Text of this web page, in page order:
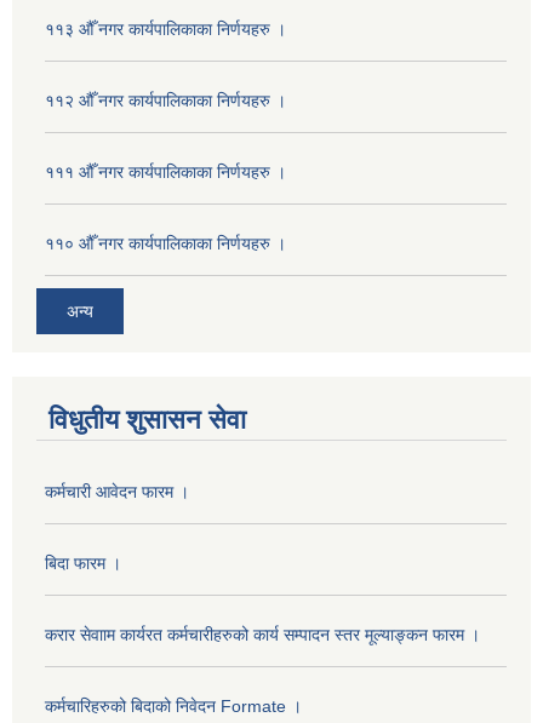
११३ औँ नगर कार्यपालिकाका निर्णयहरु ।
११२ औँ नगर कार्यपालिकाका निर्णयहरु ।
१११ औँ नगर कार्यपालिकाका निर्णयहरु ।
११० औँ नगर कार्यपालिकाका निर्णयहरु ।
अन्य
विधुतीय शुसासन सेवा
कर्मचारी आवेदन फारम ।
बिदा फारम ।
करार सेवााम कार्यरत कर्मचारीहरुको कार्य सम्पादन स्तर मूल्याङ्कन फारम ।
कर्मचारिहरुको बिदाको निवेदन Formate ।